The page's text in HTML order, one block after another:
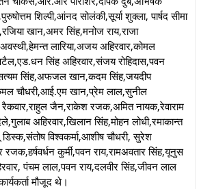
शिल्पी,आंनद सोलंकी,सूर्या शुक्ला, पार्षद सीमा
खान,अमर सिंह,मनोज राय,राजा
लारिया,अजय अहिरवार,कोमल
सिंह अहिरवार,संजय रोहिदास,पवन
सिंह,अफजल खान,कदम सिंह,जयदीप
चौधरी,आई.एम खान,प्रेम लाल,सुनील
रैकवार,राहुल जैन,राकेश रजक,अमित नायक,रेवाराम
अहिरवार,खिलान सिंह,मोहन लोधी,रमाकान्त
विश्वकर्मा,आशीष चौधरी, सुरेश
रजक,हर्षवर्धन कुर्मी,पवन राय,रामअवतार सिंह,यूनुस
पंचम लाल,पवन राय,दलवीर सिंह,जीवन लाल
मौजूद थे।